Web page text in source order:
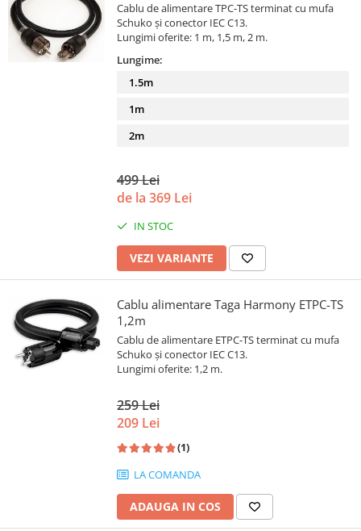
Cablu de alimentare TPC-TS terminat cu mufa
Schuko și conector IEC C13.
Lungimi oferite: 1 m, 1,5 m, 2 m.
Lungime:
1.5m
1m
2m
499 Lei
de la 369 Lei
IN STOC
VEZI VARIANTE
Cablu alimentare Taga Harmony ETPC-TS
1,2m
Cablu de alimentare ETPC-TS terminat cu mufa
Schuko și conector IEC C13.
Lungimi oferite: 1,2 m.
259 Lei
209 Lei
(1)
LA COMANDA
ADAUGA IN COS